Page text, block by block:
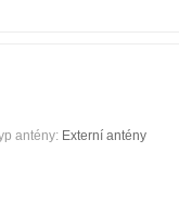
antény: Externí antény